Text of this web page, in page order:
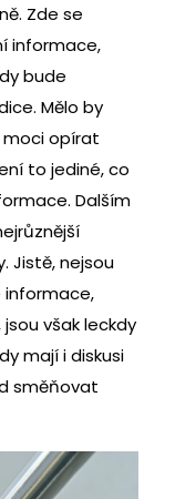
Zde se
informace,
bude
Mělo by
opírat
to jediné, co
Dalším
Jistě, nejsou
informace,
však leckdy
mají i diskusi
směňovat